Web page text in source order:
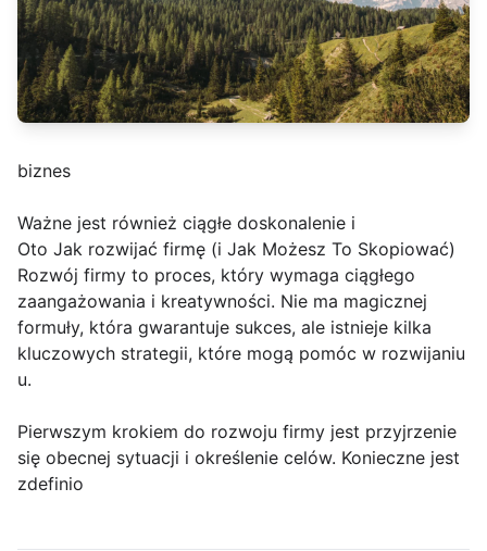
biznes
Ważne jest również ciągłe doskonalenie i
Oto Jak rozwijać firmę (i Jak Możesz To Skopiować)
Rozwój firmy to proces, który wymaga ciągłego
zaangażowania i kreatywności. Nie ma magicznej
formuły, która gwarantuje sukces, ale istnieje kilka
kluczowych strategii, które mogą pomóc w rozwijaniu
u.
Pierwszym krokiem do rozwoju firmy jest przyjrzenie
się obecnej sytuacji i określenie celów. Konieczne jest
zdefinio